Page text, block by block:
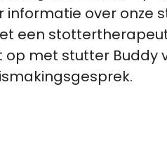
informatie over onze
een
met stutter Buddy